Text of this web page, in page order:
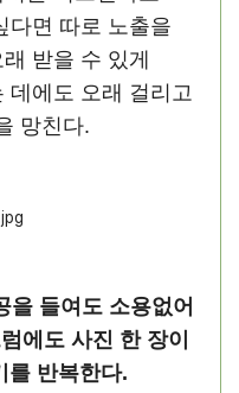
다면 따로 노출을
받을 수 있게
데에도 오래 걸리고
망친다.
을 들여도 소용없어
에도 사진 한 장이
를 반복한다.